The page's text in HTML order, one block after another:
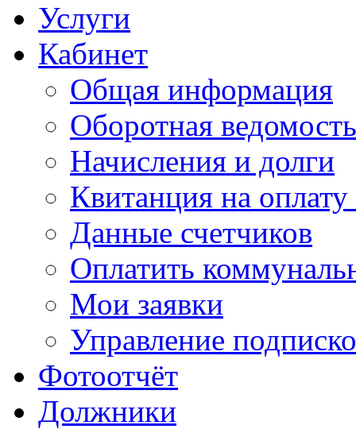
Услуги
Кабинет
Общая информация
Оборотная ведомость
Начисления и долги
Квитанция на
Данные счетчиков
Оплатить
Мои заявки
Управление
Фотоотчёт
Должники